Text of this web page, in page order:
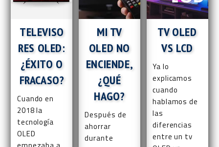
TELEVISO
RES OLED:
¿ÉXITO O
FRACASO?
Cuando en
2018 la
tecnología
OLED
MI TV
OLED NO
ENCIENDE,
¿QUÉ
HAGO?
Después de
ahorrar
durante
TV OLED
VS LCD
Ya lo
explicamos
cuando
hablamos de
las
diferencias
entre un tv